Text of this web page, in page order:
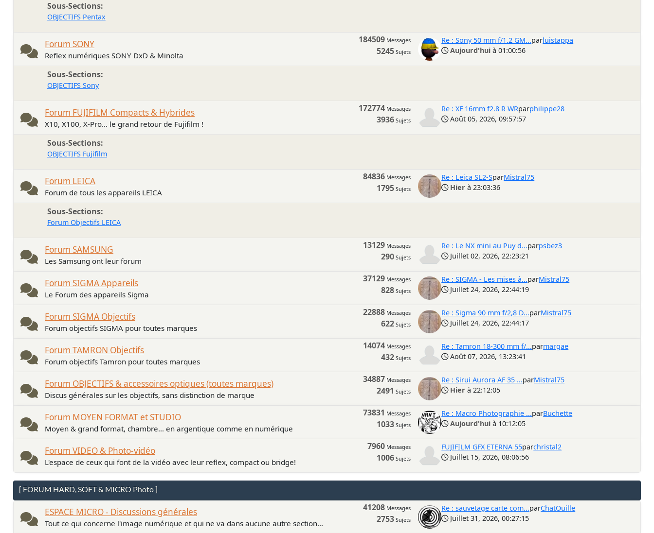
Sous-Sections
OBJECTIFS Pentax
Forum SONY
Reflex numériques SONY DxD & Minolta
184509 Messages
5245 Sujets
Re : Sony 50 mm f/1.2 GM...parluistappa
Aujourd'hui à 01:00:56
Sous-Sections
OBJECTIFS Sony
Forum FUJIFILM Compacts & Hybrides
X10, X100, X-Pro... le grand retour de Fujifilm !
172774 Messages
3936 Sujets
Re : XF 16mm f2.8 R WRparphilippe28
Août 05, 2026, 09:57:57
Sous-Sections
OBJECTIFS Fujifilm
Forum LEICA
Forum de tous les appareils LEICA
84836 Messages
1795 Sujets
Re : Leica SL2-SparMistral75
Hier à 23:03:36
Sous-Sections
Forum Objectifs LEICA
Forum SAMSUNG
Les Samsung ont leur forum
13129 Messages
290 Sujets
Re : Le NX mini au Puy d...parpsbez3
Juillet 02, 2026, 22:23:21
Forum SIGMA Appareils
Le Forum des appareils Sigma
37129 Messages
828 Sujets
Re : SIGMA - Les mises à...parMistral75
Juillet 24, 2026, 22:44:19
Forum SIGMA Objectifs
Forum objectifs SIGMA pour toutes marques
22888 Messages
622 Sujets
Re : Sigma 90 mm f/2,8 D...parMistral75
Juillet 24, 2026, 22:44:17
Forum TAMRON Objectifs
Forum objectifs Tamron pour toutes marques
14074 Messages
432 Sujets
Re : Tamron 18-300 mm f/...parmargae
Août 07, 2026, 13:23:41
Forum OBJECTIFS & accessoires optiques (toutes marques)
Discus générales sur les objectifs, sans distinction de marque
34887 Messages
2491 Sujets
Re : Sirui Aurora AF 35 ...parMistral75
Hier à 22:12:05
Forum MOYEN FORMAT et STUDIO
Moyen & grand format, chambre... en argentique comme en numérique
73831 Messages
1033 Sujets
Re : Macro Photographie ...parBuchette
Aujourd'hui à 10:12:05
Forum VIDEO & Photo-vidéo
L'espace de ceux qui font de la vidéo avec leur reflex, compact ou bridge!
7960 Messages
1006 Sujets
FUJIFILM GFX ETERNA 55parchristal2
Juillet 15, 2026, 08:06:56
[ FORUM HARD, SOFT & MICRO Photo ]
ESPACE MICRO - Discussions générales
Tout ce qui concerne l'image numérique et qui ne va dans aucune autre section...
41208 Messages
2753 Sujets
Re : sauvetage carte com...parChatOuille
Juillet 31, 2026, 00:27:15